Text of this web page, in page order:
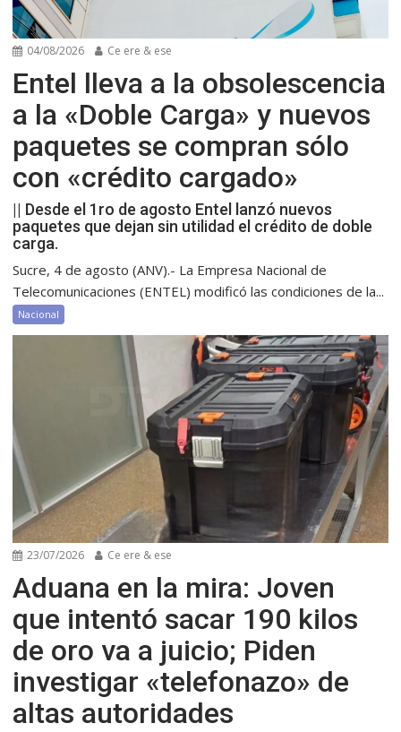
04/08/2026 Ce ere & ese
Entel lleva a la obsolescencia
a la «Doble Carga» y nuevos
paquetes se compran sólo
con «crédito cargado»
|| Desde el 1ro de agosto Entel lanzó nuevos
paquetes que dejan sin utilidad el crédito de doble
carga.
Sucre, 4 de agosto (ANV).- La Empresa Nacional de
Telecomunicaciones (ENTEL) modificó las condiciones de la...
Nacional
23/07/2026 Ce ere & ese
Aduana en la mira: Joven
que intentó sacar 190 kilos
de oro va a juicio; Piden
investigar «telefonazo» de
altas autoridades